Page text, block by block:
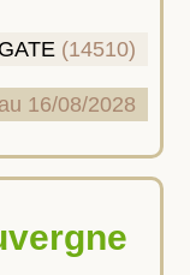
(14510)
16/08/2028